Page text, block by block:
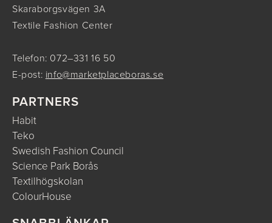
Skaraborgsvägen 3A
Textile Fashion Center
Telefon: 072–331 16 50
E-post: info@marketplaceboras.se
PARTNERS
Habit
Teko
Swedish Fashion Council
Science Park Borås
Textilhögskolan
ColourHouse